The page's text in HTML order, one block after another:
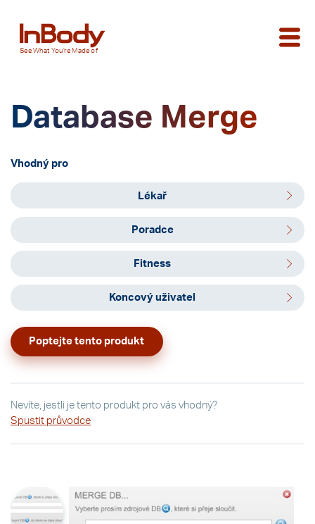
See What You’re Made of
Database Merge
Vhodný pro
Lékař
Poradce
Fitness
Koncový uživatel
Poptejte tento produkt
Nevíte, jestli je tento produkt pro vás vhodný?
Spustit průvodce